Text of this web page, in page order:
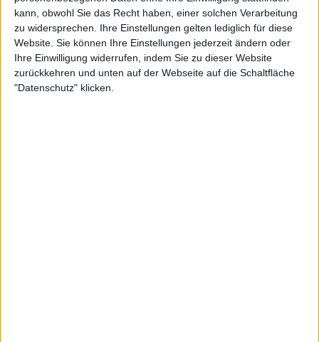
kann, obwohl Sie das Recht haben, einer solchen Verarbeitung
zu widersprechen. Ihre Einstellungen gelten lediglich für diese
Website. Sie können Ihre Einstellungen jederzeit ändern oder
Ihre Einwilligung widerrufen, indem Sie zu dieser Website
zurückkehren und unten auf der Webseite auf die Schaltfläche
"Datenschutz" klicken.